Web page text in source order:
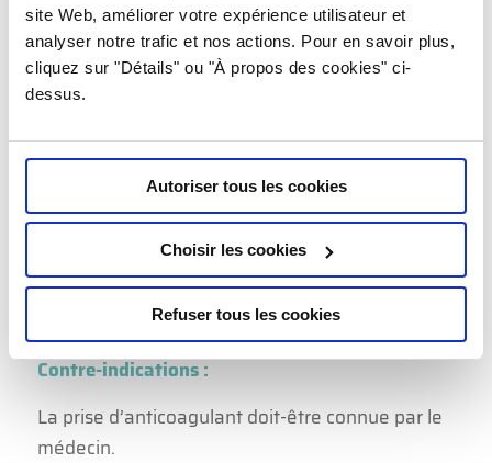
site Web, améliorer votre expérience utilisateur et
analyser notre trafic et nos actions. Pour en savoir plus,
cliquez sur "Détails" ou "À propos des cookies" ci-
dessus.
Autoriser tous les cookies
Choisir les cookies
Refuser tous les cookies
cliniquement, le chirurgien peut être amené à
demander un repérage de la lésion avant la
chirurgie.
produit :
Le repérage est réalisé sous contrôle
échographique ou mammographique et permet
la mise en place d’un fil métallique au niveau de
la lésion pour faciliter le geste chirurgical à
Contre-indications :
La prise d’anticoagulant doit-être connue par le
médecin.